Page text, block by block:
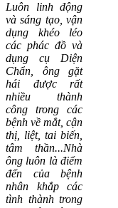
Luôn linh động
và sáng tạo, vận
dụng khéo léo
các phác đồ và
dụng cụ Diện
Chẩn, ông gặt
hái được rất
nhiều thành
công trong các
bệnh về mắt, cận
thị, liệt, tai biến,
tâm thần...Nhà
ông luôn là điểm
đến của bệnh
nhân khắp các
tình thành trong